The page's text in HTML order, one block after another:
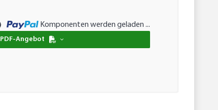
Komponenten werden geladen ...
PDF-Angebot